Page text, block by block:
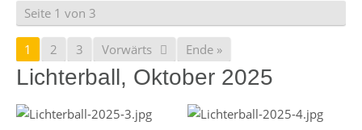
Seite 1 von 3
1 2 3 Vorwärts Ende »
Lichterball, Oktober 2025